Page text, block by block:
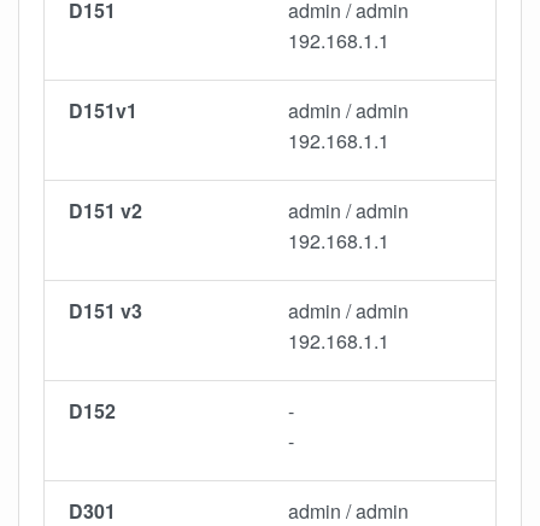
D151
admin / admin
192.168.1.1
D151v1
admin / admin
192.168.1.1
D151 v2
admin / admin
192.168.1.1
D151 v3
admin / admin
192.168.1.1
D152
-
-
D301
admin / admin